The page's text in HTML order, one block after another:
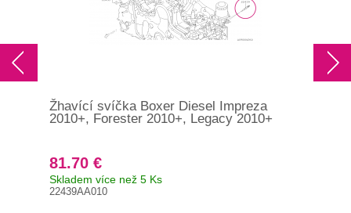
Žhavící svíčka Boxer Diesel Impreza
2010+, Forester 2010+, Legacy 2010+
81.70 €
Skladem více než 5 Ks
22439AA010